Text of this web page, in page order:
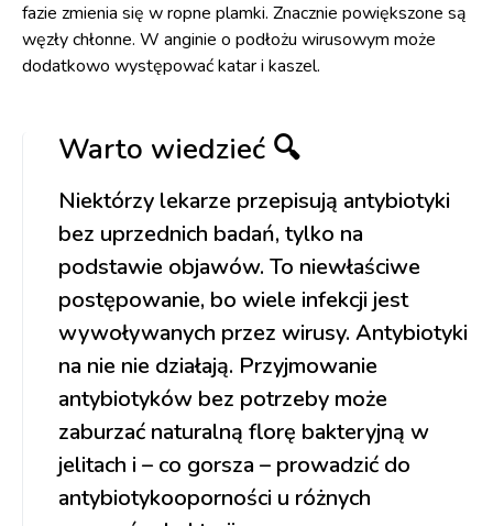
fazie zmienia się w ropne plamki. Znacznie powiększone są
węzły chłonne. W anginie o podłożu wirusowym może
dodatkowo występować katar i kaszel.
Warto wiedzieć 🔍
Niektórzy lekarze przepisują antybiotyki
bez uprzednich badań, tylko na
podstawie objawów. To niewłaściwe
postępowanie, bo wiele infekcji jest
wywoływanych przez wirusy. Antybiotyki
na nie nie działają. Przyjmowanie
antybiotyków bez potrzeby może
zaburzać naturalną florę bakteryjną w
jelitach i – co gorsza – prowadzić do
antybiotykooporności u różnych